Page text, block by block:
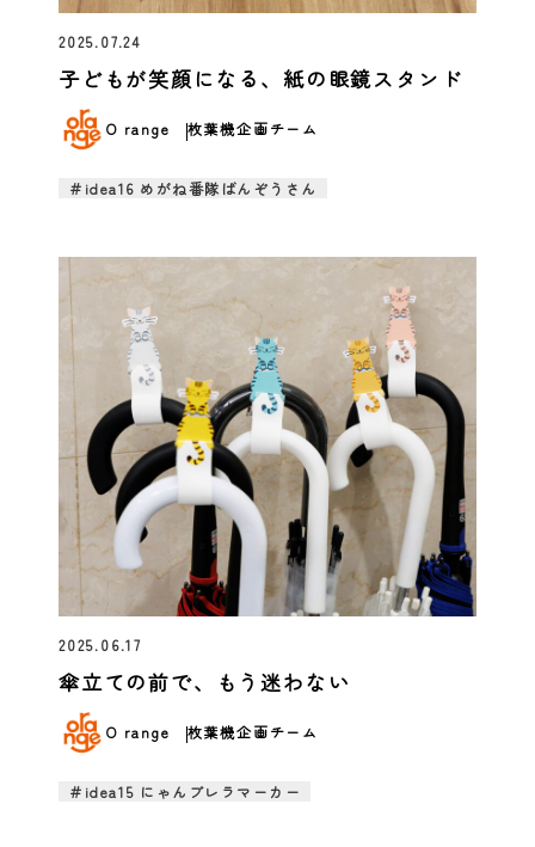
2025.07.24
子どもが笑顔になる、紙の眼鏡スタンド
O range 枚葉機企画チーム
＃idea16 めがね番隊ばんぞうさん
2025.06.17
傘立ての前で、もう迷わない
O range 枚葉機企画チーム
＃idea15 にゃんブレラマーカー